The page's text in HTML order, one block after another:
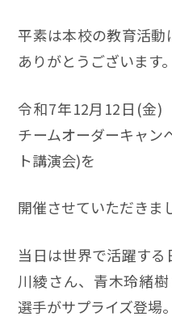
平素は本校の教育活
ありがとうございます。
令和7年12月12日(金
チームオーダーキャン
ト講演会)を
開催させていただきま
当日は世界で活躍す
川綾さん、青木玲緒
選手がサプライズ登場。